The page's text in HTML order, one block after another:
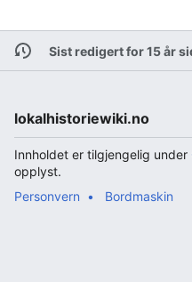
Sist redigert for 15 år
lokalhistoriewiki.no
Innholdet er tilgjengelig under
opplyst.
Personvern
Bordmaskin